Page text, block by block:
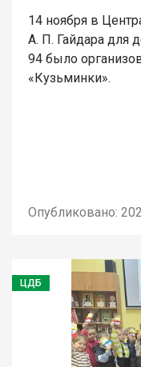
14 ноября в
А. П. Гайдара для
94 было
«Кузьминки».
Опубликовано:
ЦДБ